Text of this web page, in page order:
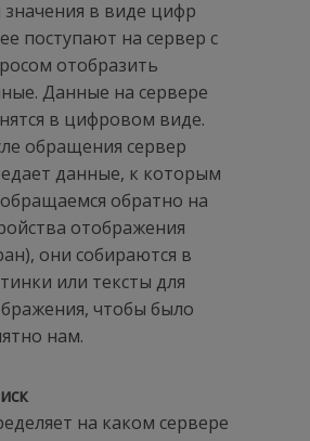
значения в виде цифр
поступают на сервер с
отобразить
Данные на сервере
в цифровом виде.
обращения сервер
данные, к которым
обратно на
отображения
они собираются в
или тексты для
чтобы было
нам.
на каком сервере